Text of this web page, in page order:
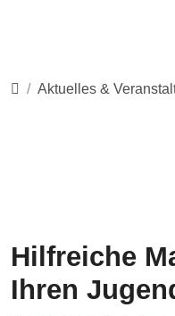
Startseite
Aktuelles &
Hilfreiche
Ihren